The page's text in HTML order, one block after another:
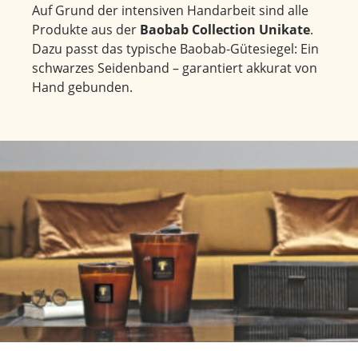
Auf Grund der intensiven Handarbeit sind alle
Produkte aus der Baobab Collection Unikate.
Dazu passt das typische Baobab-Gütesiegel: Ein
schwarzes Seidenband – garantiert akkurat von
Hand gebunden.